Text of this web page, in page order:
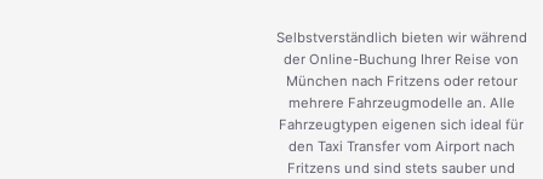
Selbstverständlich bieten wir während
der Online-Buchung Ihrer Reise von
München nach Fritzens oder retour
mehrere Fahrzeugmodelle an. Alle
Fahrzeugtypen eigenen sich ideal für
den Taxi Transfer vom Airport nach
Fritzens und sind stets sauber und